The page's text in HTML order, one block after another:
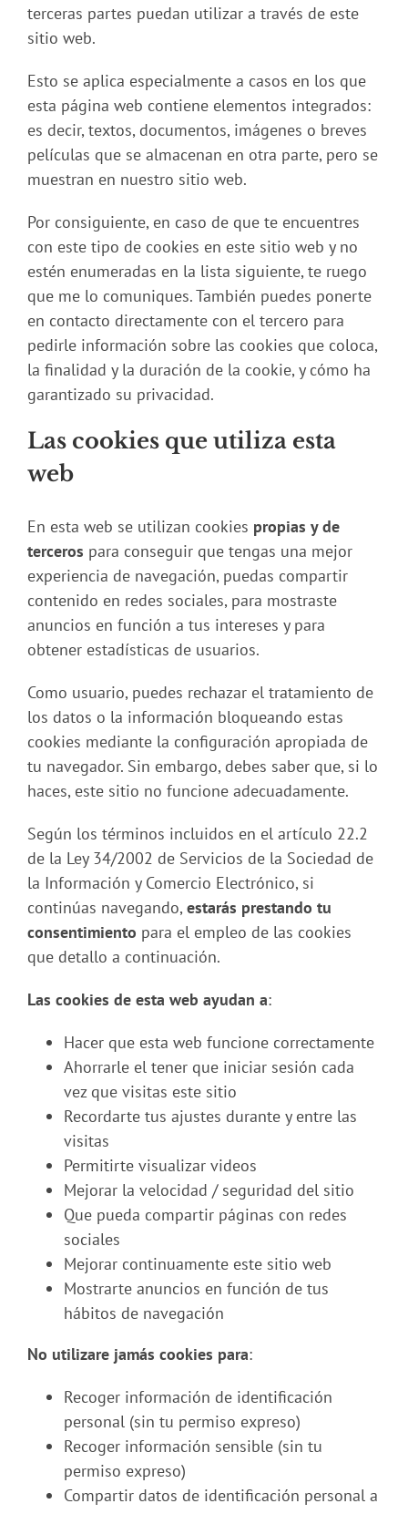
terceras partes puedan utilizar a través de este
sitio web.
Esto se aplica especialmente a casos en los que
esta página web contiene elementos integrados:
es decir, textos, documentos, imágenes o breves
películas que se almacenan en otra parte, pero se
muestran en nuestro sitio web.
Por consiguiente, en caso de que te encuentres
con este tipo de cookies en este sitio web y no
estén enumeradas en la lista siguiente, te ruego
que me lo comuniques. También puedes ponerte
en contacto directamente con el tercero para
pedirle información sobre las cookies que coloca,
la finalidad y la duración de la cookie, y cómo ha
garantizado su privacidad.
Las cookies que utiliza esta
web
En esta web se utilizan cookies propias y de
terceros para conseguir que tengas una mejor
experiencia de navegación, puedas compartir
contenido en redes sociales, para mostraste
anuncios en función a tus intereses y para
obtener estadísticas de usuarios.
Como usuario, puedes rechazar el tratamiento de
los datos o la información bloqueando estas
cookies mediante la configuración apropiada de
tu navegador. Sin embargo, debes saber que, si lo
haces, este sitio no funcione adecuadamente.
Según los términos incluidos en el artículo 22.2
de la Ley 34/2002 de Servicios de la Sociedad de
la Información y Comercio Electrónico, si
continúas navegando, estarás prestando tu
consentimiento para el empleo de las cookies
que detallo a continuación.
Las cookies de esta web ayudan a:
Hacer que esta web funcione correctamente
Ahorrarle el tener que iniciar sesión cada
vez que visitas este sitio
Recordarte tus ajustes durante y entre las
visitas
Permitirte visualizar videos
Mejorar la velocidad / seguridad del sitio
Que pueda compartir páginas con redes
sociales
Mejorar continuamente este sitio web
Mostrarte anuncios en función de tus
hábitos de navegación
No utilizare jamás cookies para:
Recoger información de identificación
personal (sin tu permiso expreso)
Recoger información sensible (sin tu
permiso expreso)
Compartir datos de identificación personal a